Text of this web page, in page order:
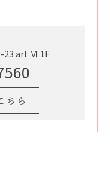
23 art Ⅵ 1F
ちら